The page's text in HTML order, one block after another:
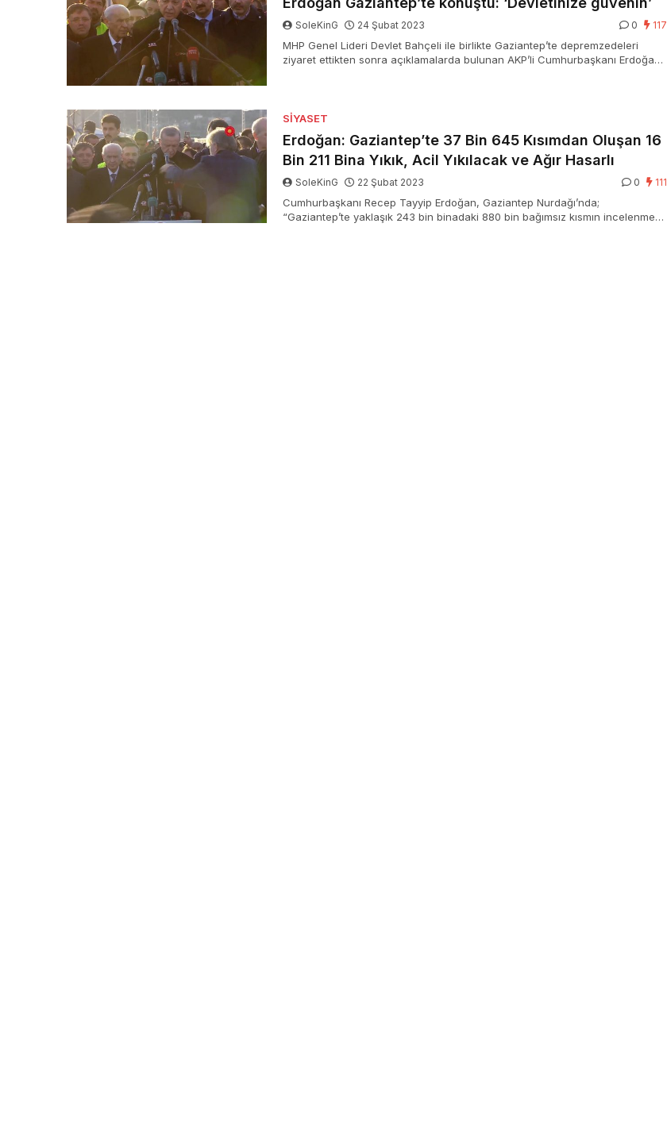
SoleKinG 24 Şubat 2023 0 117
MHP Genel Lideri Devlet Bahçeli ile birlikte Gaziantep’te depremzedeleri
ziyaret ettikten sonra açıklamalarda bulunan AKP’li Cumhurbaşkanı Erdoğan,
SIYASET
Erdoğan: Gaziantep’te 37 Bin 645 Kısımdan Oluşan 16
Bin 211 Bina Yıkık, Acil Yıkılacak ve Ağır Hasarlı
SoleKinG 22 Şubat 2023 0 111
Cumhurbaşkanı Recep Tayyip Erdoğan, Gaziantep Nurdağı’nda;
“Gaziantep’te yaklaşık 243 bin binadaki 880 bin bağımsız kısmın incelenmesi